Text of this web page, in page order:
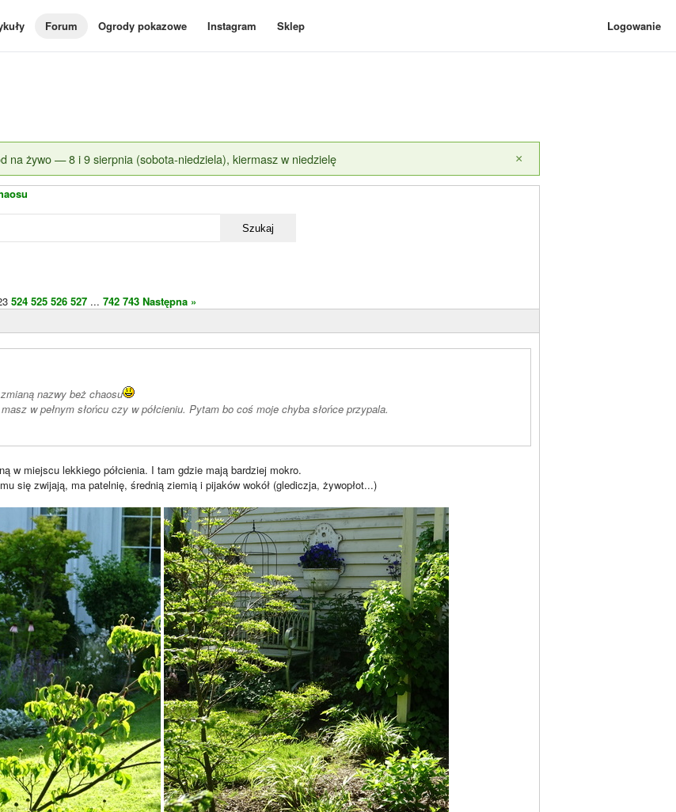
Forum Ogrody pokazowe Instagram Sklep Logowanie
na żywo — 8 i 9 sierpnia (sobota-niedziela), kiermasz w niedzielę ×
Szukaj
524 525 526 527 ... 742 743 Następna »
nazwy beż chaosu
w pełnym słońcu czy w półcieniu. Pytam bo coś moje chyba słońce przypala.
w miejscu lekkiego półcienia. I tam gdzie mają bardziej mokro.
się zwijają, ma patelnię, średnią ziemią i pijaków wokół (glediczja, żywopłot...)